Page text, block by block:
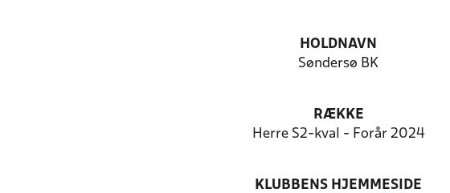
HOLDNAVN
Søndersø BK
RÆKKE
Herre S2-kval - Forår 2024
KLUBBENS HJEMMESIDE